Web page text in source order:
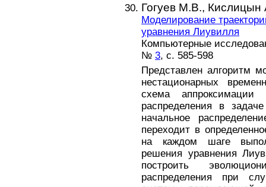
Гогуев М.В., Кислицын
Моделирование
уравнения Лиувилля
Компьютерные
№ 3, с. 585-598
Представлен алгоритм
нестационарных
схема аппроксимации
распределения в
начальное
переходит в
на каждом шаге
решения уравнения
построить
распределения при